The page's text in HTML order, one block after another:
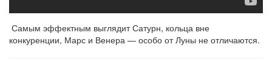
Самым эффектным выглядит Сатурн, кольца вне
конкуренции, Марс и Венера — особо от Луны не отличаются.